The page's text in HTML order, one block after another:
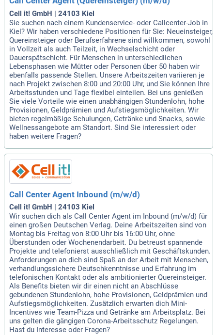
Cell it! GmbH | 24103 Kiel
Sie suchen nach einem Kundenservice- oder Callcenter-Job in
Kiel? Wir haben verschiedene Positionen für Sie: Neueinsteiger,
Quereinsteiger oder Berufserfahrene sind willkommen, sowohl
in Vollzeit als auch Teilzeit, in Wechselschicht oder
Dauerspätschicht. Für Menschen in unterschiedlichen
Lebensphasen wie Mütter oder Personen über 50 haben wir
ebenfalls passende Stellen. Unsere Arbeitszeiten variieren je
nach Projekt zwischen 8:00 und 20:00 Uhr, und Sie können Ihre
Arbeitsstunden und Tage flexibel einteilen. Bei uns genießen
Sie viele Vorteile wie einen unabhängigen Stundenlohn, hohe
Provisionen, Geldprämien und Aufstiegsmöglichkeiten. Wir
bieten regelmäßige Schulungen, Getränke und Snacks, sowie
Wellnessangebote am Standort. Sind Sie interessiert oder
haben weitere Fragen?
Call Center Agent Inbound (m/w/d)
Cell it! GmbH | 24103 Kiel
Wir suchen dich als Call Center Agent im Inbound (m/w/d) für
einen großen Deutschen Verlag. Deine Arbeitszeiten sind von
Montag bis Freitag von 8:00 Uhr bis 16:00 Uhr, ohne
Überstunden oder Wochenendarbeit. Du betreust spannende
Projekte und telefonierst ausschließlich mit Geschäftskunden.
Anforderungen an dich sind Spaß an der Arbeit mit Menschen,
verhandlungssichere Deutschkenntnisse und Erfahrung im
telefonischen Kontakt oder als ambitionierter Quereinsteiger.
Als Benefits bieten wir dir einen nicht an Abschlüsse
gebundenen Stundenlohn, hohe Provisionen, Geldprämien und
Aufstiegsmöglichkeiten. Zusätzlich erwarten dich Mini-
Incentives wie Team-Pizza und Getränke am Arbeitsplatz. Bei
uns gelten die gängigen Corona-Arbeitsschutz Regelungen.
Hast du Interesse oder Fragen?